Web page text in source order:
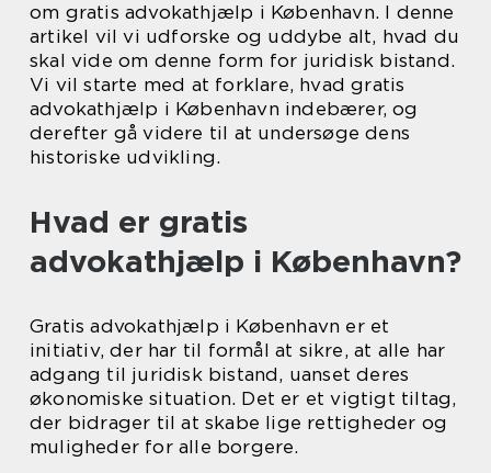
om gratis advokathjælp i København. I denne
artikel vil vi udforske og uddybe alt, hvad du
skal vide om denne form for juridisk bistand.
Vi vil starte med at forklare, hvad gratis
advokathjælp i København indebærer, og
derefter gå videre til at undersøge dens
historiske udvikling.
Hvad er gratis
advokathjælp i København?
Gratis advokathjælp i København er et
initiativ, der har til formål at sikre, at alle har
adgang til juridisk bistand, uanset deres
økonomiske situation. Det er et vigtigt tiltag,
der bidrager til at skabe lige rettigheder og
muligheder for alle borgere.